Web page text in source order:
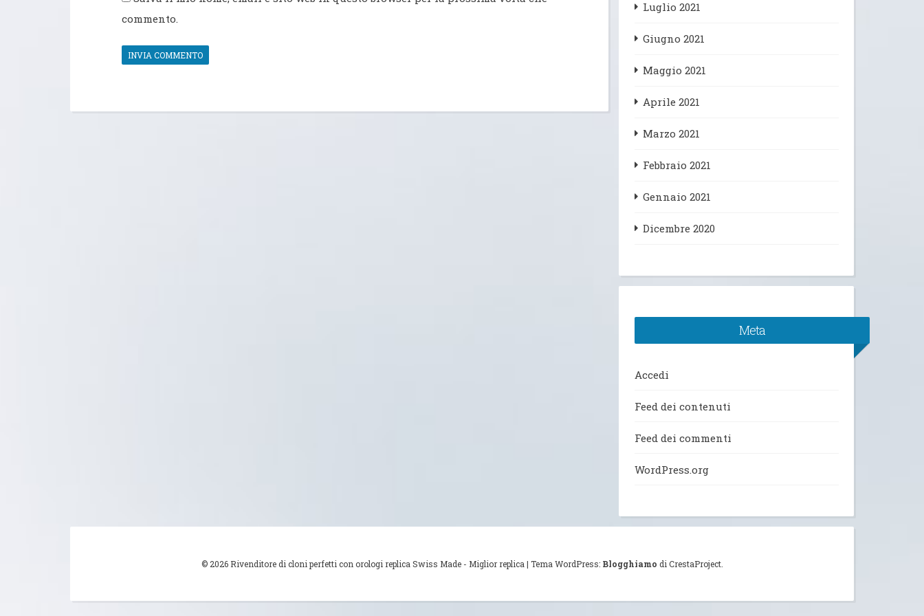
commento.
Luglio 2021
Giugno 2021
Maggio 2021
Aprile 2021
Marzo 2021
Febbraio 2021
Gennaio 2021
Dicembre 2020
Meta
Accedi
Feed dei contenuti
Feed dei commenti
WordPress.org
© 2026 Rivenditore di cloni perfetti con orologi replica Swiss Made - Miglior replica | Tema WordPress: Blogghiamo di CrestaProject.